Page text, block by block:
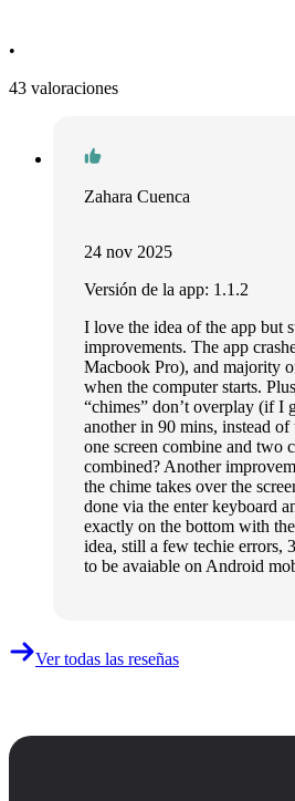
•
43 valoraciones
Zahara Cuenca
24 nov 2025
Versión de la app: 1.1.2
I love the idea of the app but
improvements. The app
Macbook Pro), and majority
when the computer starts.
“chimes” don’t overplay (if I
another in 90 mins, instead
one screen combine and two
combined? Another
the chime takes over the
done via the enter keyboard
exactly on the bottom with
idea, still a few techie errors,
to be avaiable on Android
Ver todas las reseñas